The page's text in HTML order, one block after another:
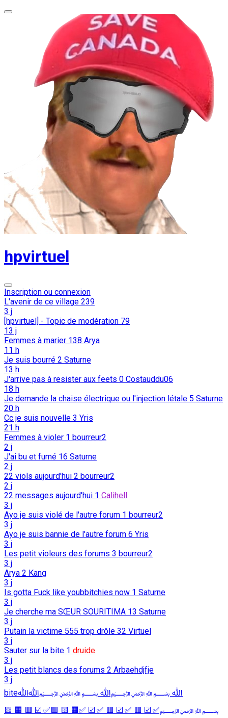
hpvirtuel
Inscription ou connexion
L'avenir de ce village 239
3 j
[hpvirtuel] - Topic de modération 79
13 j
Femmes à marier 138 Arya
11 h
Je suis bourré 2 Saturne
13 h
J'arrive pas à resister aux feets 0 Costauddu06
18 h
Je demande la chaise électrique ou l'injection létale 5 Saturne
20 h
Cc je suis nouvelle 3 Yris
21 h
Femmes à violer 1 bourreur2
2 j
J'ai bu et fumé 16 Saturne
2 j
22 viols aujourd'hui 2 bourreur2
2 j
22 messages aujourd'hui 1 Calihell
3 j
Ayo je suis violé de l'autre forum 1 bourreur2
3 j
Ayo je suis bannie de l'autre forum 6 Yris
3 j
Les petit violeurs des forums 3 bourreur2
3 j
Arya 2 Kang
3 j
Is gotta Fuck like youbbitchies now 1 Saturne
3 j
Je cherche ma SŒUR SOURITIMA 13 Saturne
3 j
Putain la victime 555 trop drôle 32 Virtuel
3 j
Sauter sur la bite 1 druide
3 j
Les petit blancs des forums 2 Arbaehdjfje
3 j
biteﷲ ﷽ﷲ ﷽ﷲﷲ
﷽✅ ☑️ 🟥 ✅ ☑️ 🟥 ✅ ☑️ ✅🟧 🟨 🟩✅ ☑️ 🟥 🟧 🟨